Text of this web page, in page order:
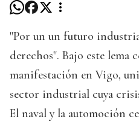
"Por un un futuro
derechos". Bajo este lema
manifestación en Vigo,
sector industrial cuya
El naval y la automoción